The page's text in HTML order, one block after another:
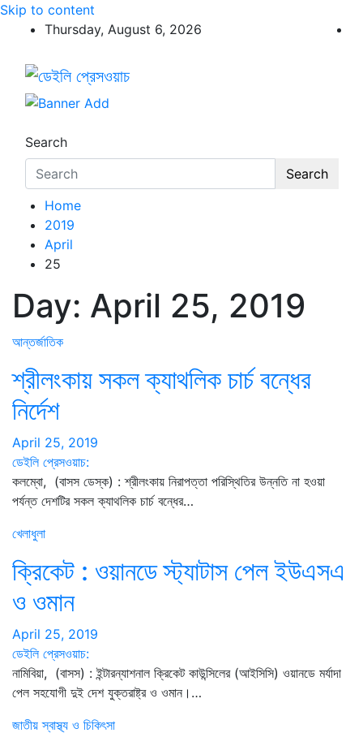
Skip to content
Thursday, August 6, 2026
ডেইলি প্রেসওয়াচ
ডেইলি প্রেসওয়াচ মুক্তিযুদ্ধের চেতনায় উদ্বুদ্ধ মুখপত্র
Search
Search
Home
2019
April
25
Day: April 25, 2019
আন্তর্জাতিক
শ্রীলংকায় সকল ক্যাথলিক চার্চ বন্ধের
নির্দেশ
April 25, 2019
ডেইলি প্রেসওয়াচ:
কলম্বো, (বাসস ডেস্ক) : শ্রীলংকায় নিরাপত্তা পরিস্থিতির উন্নতি না হওয়া
পর্যন্ত দেশটির সকল ক্যাথলিক চার্চ বন্ধের…
খেলাধুলা
ক্রিকেট : ওয়ানডে স্ট্যাটাস পেল ইউএসএ
ও ওমান
April 25, 2019
ডেইলি প্রেসওয়াচ:
নামিবিয়া, (বাসস) : ইন্টারন্যাশনাল ক্রিকেট কাউন্সিলের (আইসিসি) ওয়ানডে মর্যাদা
পেল সহযোগী দুই দেশ যুক্তরাষ্ট্র ও ওমান।…
জাতীয় স্বাস্থ্য ও চিকিৎসা